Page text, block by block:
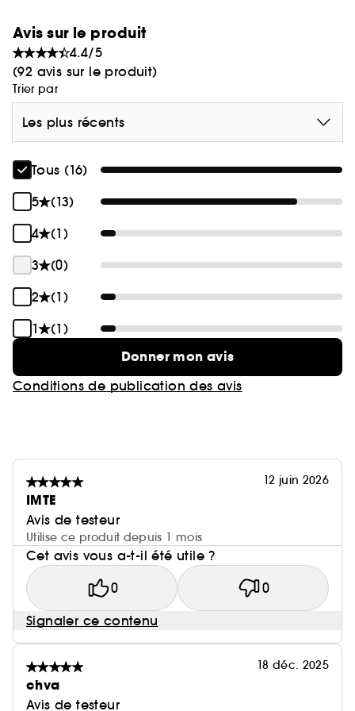
rechargeables.
Avis sur le produit
4.4/5
(92 avis sur le produit)
Trier par
Les plus récents
Tous (16)
5
(13)
4
(1)
3
(0)
2
(1)
1
(1)
Donner mon avis
Conditions de publication des avis
12 juin 2026
IMTE
Avis de testeur
Utilise ce produit depuis 1 mois
Cet avis vous a-t-il été utile ?
0 0
Signaler ce contenu
18 déc. 2025
chva
Avis de testeur